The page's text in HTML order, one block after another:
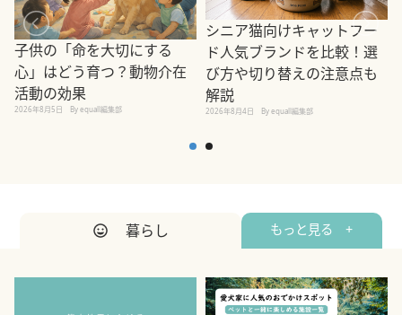
子供の「命を大切にする
心」はどう育つ？動物介在
活動の効果
2026年8月5日 By equall編集部
シニア猫向けキャットフー
ド人気ブランドを比較！選
び方や切り替えの注意点も
解説
2026年8月4日 By equall編集部
暮らし もっと見る +